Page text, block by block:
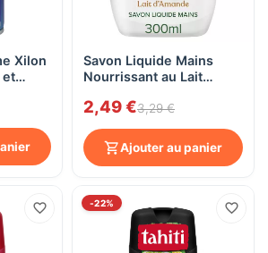
Xilon
et
Savon Liquide Mains
Nourrissant au Lait
Pompe 300ml
2,49 €3,29 €
Ajouter au panier
-22%